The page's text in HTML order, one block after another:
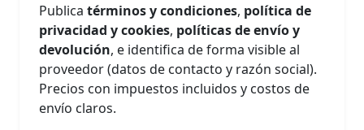
Publica términos y condiciones, política de
privacidad y cookies, políticas de envío y
devolución, e identifica de forma visible al
proveedor (datos de contacto y razón social).
Precios con impuestos incluidos y costos de
envío claros.